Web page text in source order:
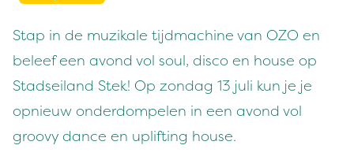
Stap in de muzikale tijdmachine van OZO en
beleef een avond vol soul, disco en house op
Stadseiland Stek! Op zondag 13 juli kun je je
opnieuw onderdompelen in een avond vol
groovy dance en uplifting house.